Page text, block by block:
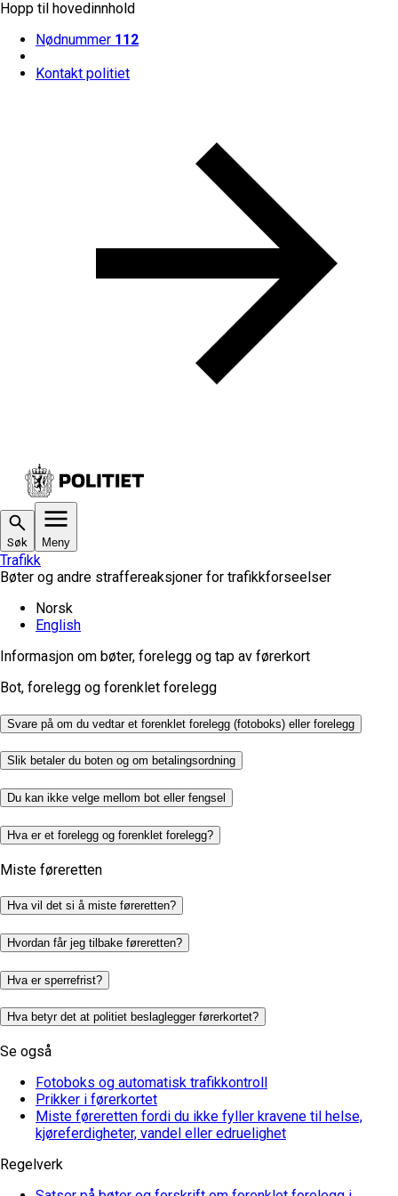
Hopp til hovedinnhold
Nødnummer 112
Kontakt politiet
Søk Meny
Trafikk
Bøter og andre straffereaksjoner for trafikkforseelser
Norsk
English
Informasjon om bøter, forelegg og tap av førerkort
Bot, forelegg og forenklet forelegg
Svare på om du vedtar et forenklet forelegg (fotoboks) eller forelegg
Slik betaler du boten og om betalingsordning
Du kan ikke velge mellom bot eller fengsel
Hva er et forelegg og forenklet forelegg?
Miste føreretten
Hva vil det si å miste føreretten?
Hvordan får jeg tilbake føreretten?
Hva er sperrefrist?
Hva betyr det at politiet beslaglegger førerkortet?
Se også
Fotoboks og automatisk trafikkontroll
Prikker i førerkortet
Miste føreretten fordi du ikke fyller kravene til helse,
kjøreferdigheter, vandel eller edruelighet
Regelverk